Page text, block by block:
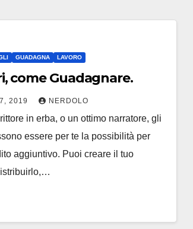
GUADAGNA LAVORO
come Guadagnare.
2019 NERDOLO
in erba, o un ottimo narratore, gli
essere per te la possibilità per
aggiuntivo. Puoi creare il tuo